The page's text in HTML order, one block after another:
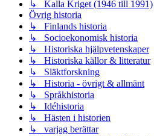
↳ Kalla Kriget (1946 till 1991)
Övrig historia
↳ Finlands historia
↳ Socioekonomisk historia
↳ Historiska hjälpvetenskaper
↳ Historiska källor & litteratur
↳ Släktforskning
↳ Historia - övrigt & allmänt
↳ Språkhistoria
↳ Idéhistoria
↳ Hästen i historien
↳ varjag berättar